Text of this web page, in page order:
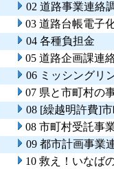
02 道路事業連絡
03 道路台帳電子
04 各種負担金
05 道路企画課連
06 ミッシング
07 県と市町村の
08 [繰越明許費]
08 市町村受託事
09 都市計画事業
10 救え！いなば